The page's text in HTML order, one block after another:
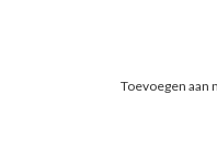
Toevoegen aan